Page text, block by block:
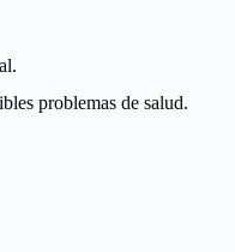
problemas de salud.